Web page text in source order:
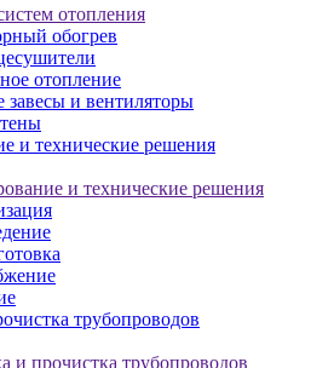
отопления
обогрев
отопление
завесы и вентиляторы
и технические решения
и технические решения
трубопроводов
и прочистка трубопроводов